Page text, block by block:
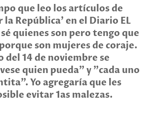
que leo los artículos de
República' en el Diario EL
sé quienes son pero tengo que
son mujeres de coraje.
del 14 de noviembre se
quien pueda" y "cada uno
Yo agregaría que les
evitar 1as malezas.